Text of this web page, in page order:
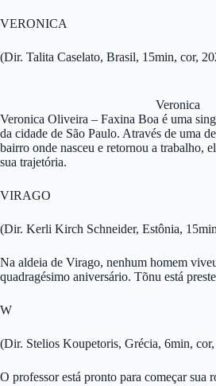
VERONICA
(Dir. Talita Caselato, Brasil, 15min, cor,
Veronica
Veronica Oliveira – Faxina Boa é uma
da cidade de São Paulo. Através de uma
bairro onde nasceu e retornou a trabalho,
sua trajetória.
VIRAGO
(Dir. Kerli Kirch Schneider, Estônia,
Na aldeia de Virago, nenhum homem
quadragésimo aniversário. Tõnu está
W
(Dir. Stelios Koupetoris, Grécia, 6min,
O professor está pronto para começar sua